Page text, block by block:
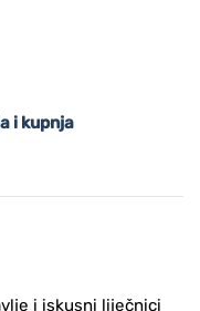
i kupnja
i iskusni liječnici